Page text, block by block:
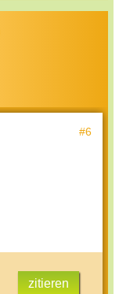
#6
zitieren